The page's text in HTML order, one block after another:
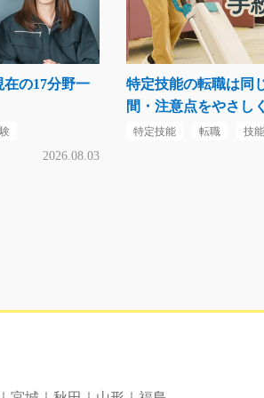
在の17分野一
2026.08.03
特定技能の転職は同
間・注意点をやさし
特定技能 転職 技